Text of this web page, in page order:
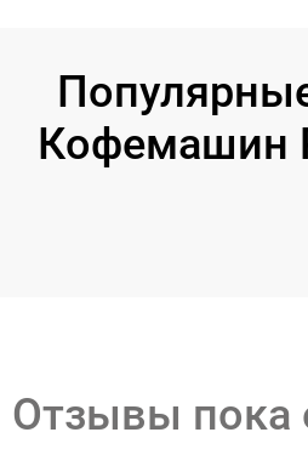
Кофемашин
Отзывы пока